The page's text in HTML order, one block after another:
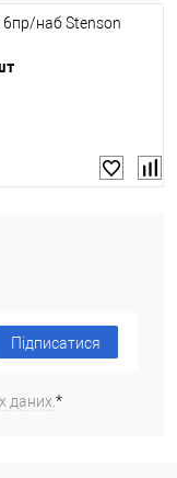
6пр/наб Stenson
Підписатися
даних.*